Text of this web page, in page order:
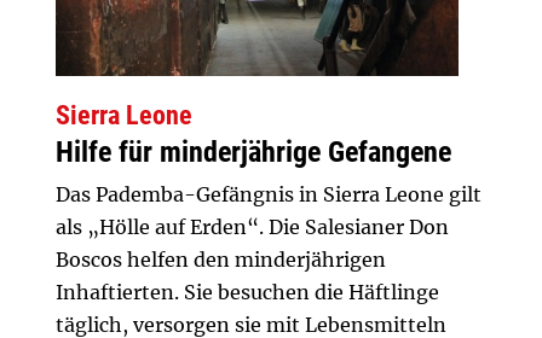
Sierra Leone
Hilfe für minderjährige Gefangene
Das Pademba-Gefängnis in Sierra Leone gilt
als „Hölle auf Erden“. Die Salesianer Don
Boscos helfen den minderjährigen
Inhaftierten. Sie besuchen die Häftlinge
täglich, versorgen sie mit Lebensmitteln